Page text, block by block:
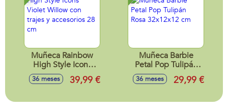
Muñeca Rainbow
High Style Icons
Violet Willow con
trajes y accesorios
36 meses 39,99 €
Muñeca Barbie
Petal Pop Tulipán
Rosa 32x12x12 cm
36 meses 29,99 €